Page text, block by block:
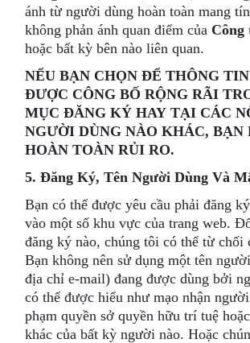
ánh từ người dùng hoàn toàn mang
không phản ánh quan điểm của Công
hoặc bất kỳ bên nào liên quan.
NẾU BẠN CHỌN ĐỂ THÔNG
ĐƯỢC CÔNG BỐ RỘNG RÃI
MỤC ĐĂNG KÝ HAY TẠI CÁC
NGƯỜI DÙNG NÀO KHÁC, BẠN
HOÀN TOÀN RỦI RO.
5. Đăng Ký, Tên Người Dùng Và
Bạn có thể được yêu cầu phải đăng
vào một số khu vực của trang web.
đăng ký nào, chúng tôi có thể từ chối
Bạn không nên sử dụng một tên
địa chỉ e-mail) đang được dùng bởi
có thể được hiểu như mạo nhận
phạm quyền sở quyền hữu trí tuệ
khác của bất kỳ người nào. Hoặc